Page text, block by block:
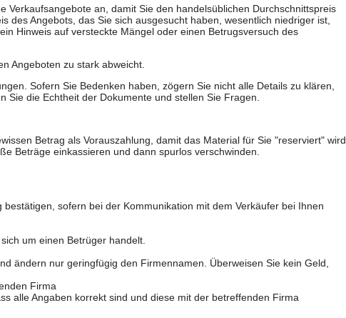
an, damit Sie den handelsüblichen Durchschnittspreis
Angebots, das Sie sich ausgesucht haben, wesentlich niedriger ist,
Hinweis auf versteckte Mängel oder einen Betrugsversuch des
Angeboten zu stark abweicht.
Sofern Sie Bedenken haben, zögern Sie nicht alle Details zu klären,
die Echtheit der Dokumente und stellen Sie Fragen.
Betrag als Vorauszahlung, damit das Material für Sie "reserviert" wird
Beträge einkassieren und dann spurlos verschwinden.
sofern bei der Kommunikation mit dem Verkäufer bei Ihnen
um einen Betrüger handelt.
ändern nur geringfügig den Firmennamen. Überweisen Sie kein Geld,
Firma
alle Angaben korrekt sind und diese mit der betreffenden Firma